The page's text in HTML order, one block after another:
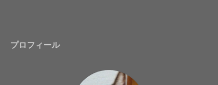
プロフィール